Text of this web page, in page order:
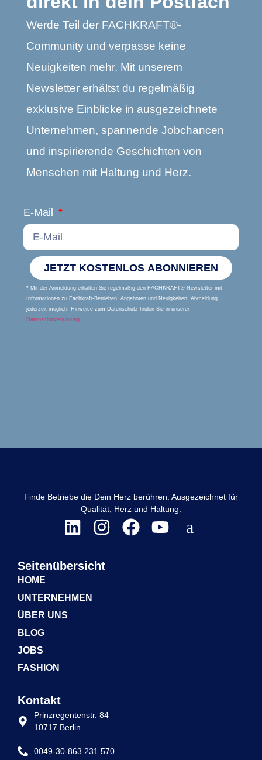
Werde Teil der FACHKRAFT®-
Community und verpasse keine
Neuigkeiten mehr. Mit unserem
Newsletter erhältst du regelmäßig
exklusive Einblicke in ausgezeichnete
Unternehmen, spannende Jobchancen
und inspirierende Geschichten von
Menschen mit Haltung und Herz.
E-Mail
JETZT KOSTENLOS ABONNIEREN
* Mit der Anmeldung erhalten Sie regelmäßig den FACHKRAFT® Newsletter mit
Informationen zu Fachkraft-Betrieben, Angeboten und Neuigkeiten. Abmeldung
jederzeit möglich. Hinweise zum Datenschutz finden Sie in unserer
Datenschutzerklärung
Finde Betriebe die Dein Herz berühren. Ausgezeichnet für
Qualität, Herz und Haltung.
Seitenübersicht
HOME
UNTERNEHMEN
ÜBER UNS
BLOG
JOBS
FASHION
Kontakt
Prinzregentenstr. 84
10717 Berlin
0049-30-863 231 570